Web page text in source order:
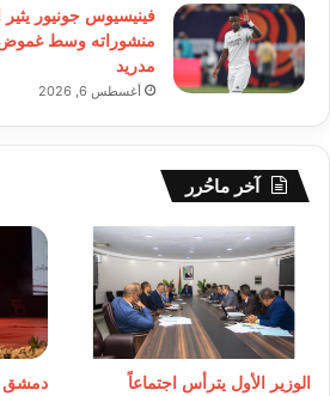
فينيسيوس جونيور
منشوراته وسط غموض
مدريد
أغسطس 6, 2026
آخر ماحُرر
الوزير الأول يترأس اجتماعاً
دمشق